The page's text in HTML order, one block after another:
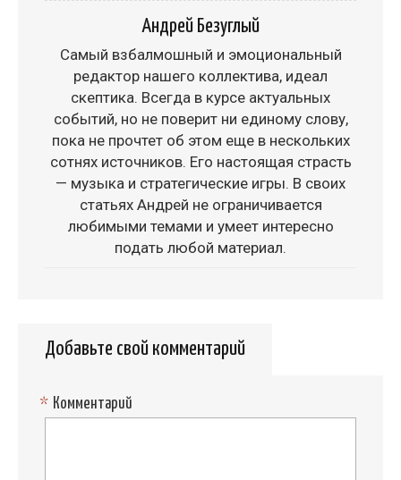
Андрей Безуглый
Самый взбалмошный и эмоциональный
редактор нашего коллектива, идеал
скептика. Всегда в курсе актуальных
событий, но не поверит ни единому слову,
пока не прочтет об этом еще в нескольких
сотнях источников. Его настоящая страсть
— музыка и стратегические игры. В своих
статьях Андрей не ограничивается
любимыми темами и умеет интересно
подать любой материал.
Добавьте свой комментарий
Комментарий
*